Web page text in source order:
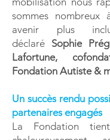
sommes
avenir plus
déclaré Sophie
Lafortune,
Fondation Autiste &
Un succès rendu
partenaires engagés
La Fondation